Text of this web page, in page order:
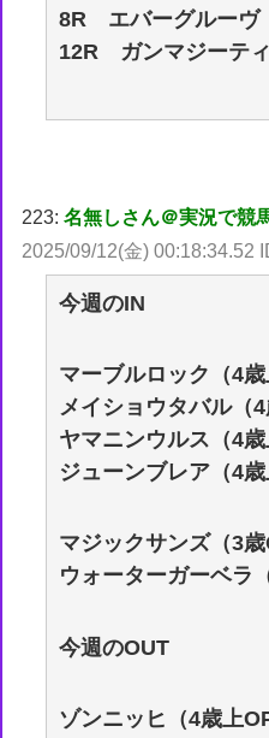
8R エバーグルー
12R ガンマジーテ
223:名無しさん＠実況で競
2025/09/12(金) 00:18:34.52
今週のIN
マーブルロック（4歳
メイショウタバル（4
ヤマニンウルス（4歳
ジューンブレア（4歳
マジックサンズ（3歳
ウォーターガーベラ
今週のOUT
ゾンニッヒ（4歳上OP